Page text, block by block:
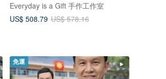
Everyday is a Gift 手作工作室
US$ 508.79 US$ 578.16
免運